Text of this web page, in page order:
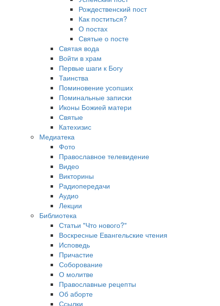
Рождественский пост
Как поститься?
О постах
Святые о посте
Святая вода
Войти в храм
Первые шаги к Богу
Таинства
Поминовение усопших
Поминальные записки
Иконы Божией матери
Святые
Катехизис
Медиатека
Фото
Православное телевидение
Видео
Викторины
Радиопередачи
Аудио
Лекции
Библиотека
Статьи "Что нового?"
Воскресные Евангельские чтения
Исповедь
Причастие
Соборование
О молитве
Православные рецепты
Об аборте
Ссылки